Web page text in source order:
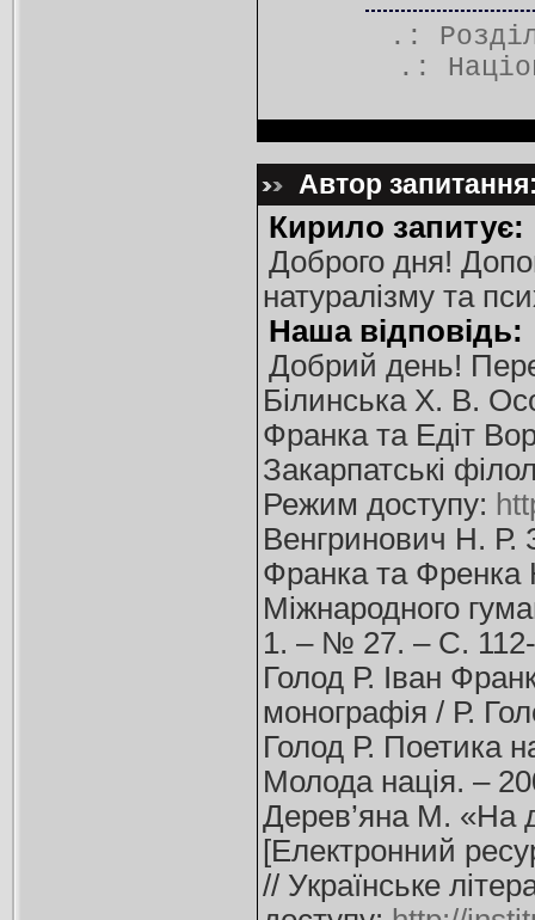
.:
.:
Автор
Кирило запитує:
Доброго дня!
натуралізму та
Наша відповідь:
Добрий день!
Білинська Х. В.
Франка та Eдіт
Закарпатські
Режим доступу:
Венгринович Н. Р.
Франка та Френка
Міжнародного
1. – № 27. – С.
Голод Р. Іван
монографія / Р.
Голод Р. Поетика
Молода нація. –
Дерев’яна М. «На
[Електронний
// Українське